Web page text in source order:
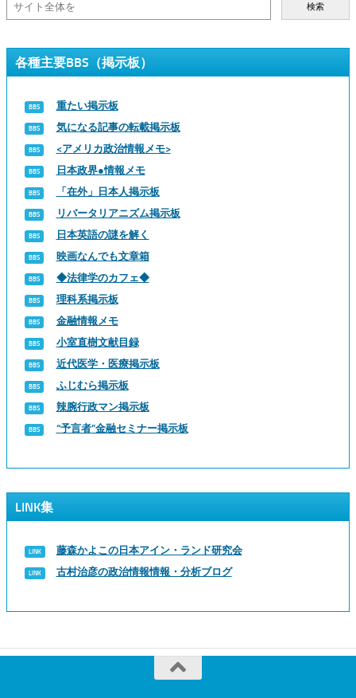
検索
各種主要BBS（掲示板）
重たい掲示板
気になる記事の転載掲示板
<アメリカ政治情報メモ>
日本政界●情報メモ
「在外」日本人掲示板
リバータリアニズム掲示板
日本英語の謎を解く
映画なんでも文章箱
◆法律学のカフェ◆
理科系掲示板
金融情報メモ
小室直樹文献目録
近代医学・医療掲示板
ふじむら掲示板
辣腕行政マン掲示板
“予言者”金融セミナー掲示板
LINK集
藤森かよこの日本アイン・ランド研究会
古村治彦の政治情報情報・分析ブログ